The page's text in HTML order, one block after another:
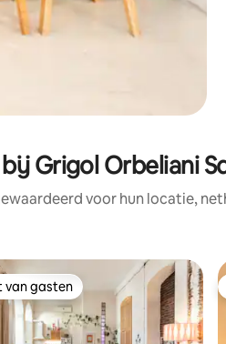
Grigol Orbeliani
voor hun locatie,
van gasten
van gasten